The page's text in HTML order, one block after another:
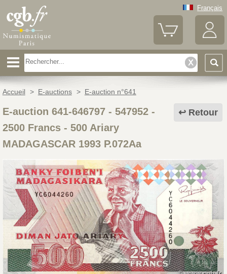
Français
Accueil > E-auctions > E-auction n°641
Retour
E-auction 641-646797 - 547952-
2500 Francs - 500 Ariary
MADAGASCAR 1993 P.072Aa